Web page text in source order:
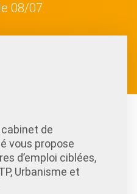
08/07
de
vous propose
d’emploi ciblées,
Urbanisme et